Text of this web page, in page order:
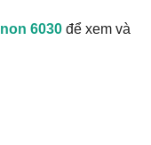
6030 để xem và